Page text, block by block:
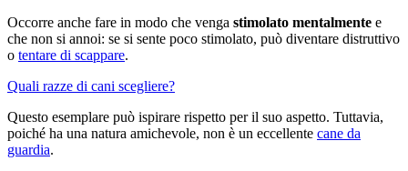
Occorre anche fare in modo che venga stimolato mentalmente e
che non si annoi: se si sente poco stimolato, può diventare distruttivo
o tentare di scappare.
Quali razze di cani scegliere?
Questo esemplare può ispirare rispetto per il suo aspetto. Tuttavia,
poiché ha una natura amichevole, non è un eccellente cane da
guardia.